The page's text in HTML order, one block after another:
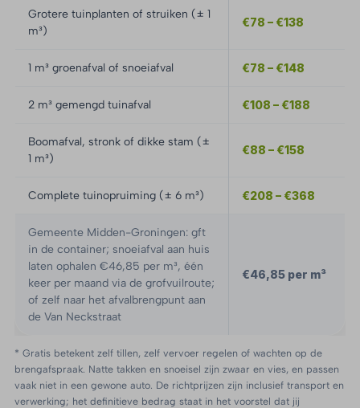
Grotere tuinplanten of struiken (± 1
m³)
€78 – €138
1 m³ groenafval of snoeiafval €78 – €148
2 m³ gemengd tuinafval €108 – €188
Boomafval, stronk of dikke stam (±
1 m³)
€88 – €158
Complete tuinopruiming (± 6 m³) €208 – €368
Gemeente Midden-Groningen: gft
in de container; snoeiafval aan huis
laten ophalen €46,85 per m³, één
keer per maand via de grofvuilroute;
of zelf naar het afvalbrengpunt aan
de Van Neckstraat
€46,85 per m³
* Gratis betekent zelf tillen, zelf vervoer regelen of wachten op de
brengafspraak. Natte takken en snoeisel zijn zwaar en vies, en passen
vaak niet in een gewone auto. De richtprijzen zijn inclusief transport en
verwerking; het definitieve bedrag staat in het voorstel dat jij